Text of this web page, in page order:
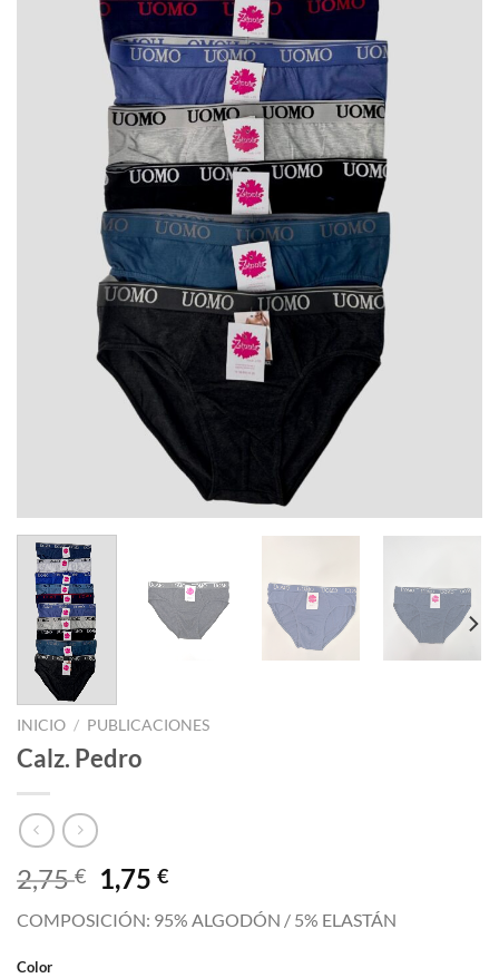
INICIO / PUBLICACIONES
Calz. Pedro
2,75€
El
precio
original
1,75€El
actual
COMPOSICIÓN: 95% ALGODÓN / 5% ELASTÁN
Color